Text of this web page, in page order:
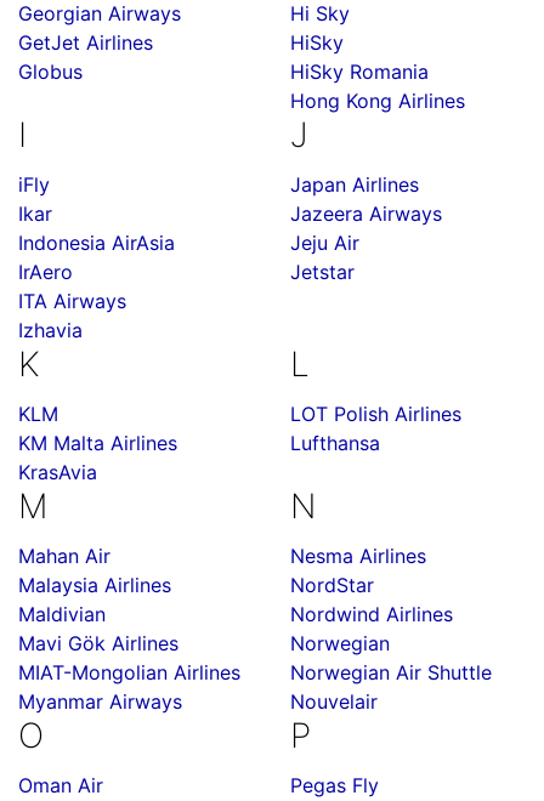
Georgian Airways
GetJet Airlines
Globus
Hi Sky
HiSky
HiSky Romania
Hong Kong Airlines
I
iFly
Ikar
Indonesia AirAsia
IrAero
ITA Airways
Izhavia
J
Japan Airlines
Jazeera Airways
Jeju Air
Jetstar
K
KLM
KM Malta Airlines
KrasAvia
L
LOT Polish Airlines
Lufthansa
M
Mahan Air
Malaysia Airlines
Maldivian
Mavi Gök Airlines
MIAT-Mongolian Airlines
Myanmar Airways
N
Nesma Airlines
NordStar
Nordwind Airlines
Norwegian
Norwegian Air Shuttle
Nouvelair
O
Oman Air
P
Pegas Fly